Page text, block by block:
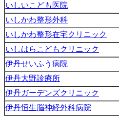
いしいこども医院
いしかわ整形外科
いしかわ整形在宅クリニック
いしはらこどもクリニック
伊丹せいふう病院
伊丹大野診療所
伊丹ガーデンズクリニック
伊丹恒生脳神経外科病院